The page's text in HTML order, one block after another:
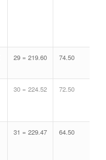
29 = 219.60 74.50
30 = 224.52 72.50
31 = 229.47 64.50